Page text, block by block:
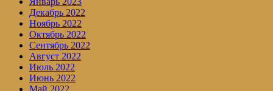
Декабрь 2022
Ноябрь 2022
Октябрь 2022
Сентябрь 2022
Август 2022
Июль 2022
Июнь 2022
Май 2022